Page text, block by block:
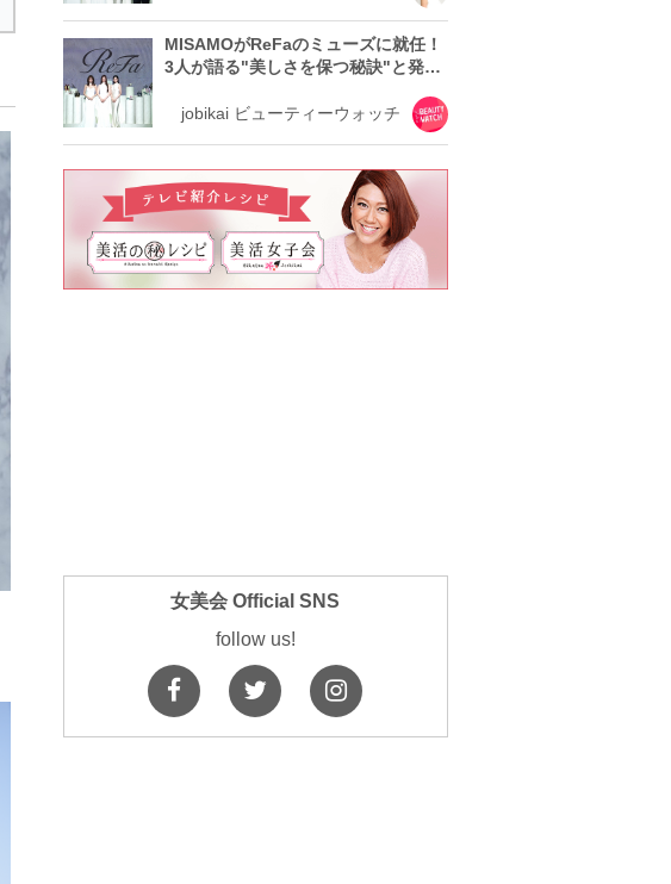
MISAMOがReFaのミューズに就任！
3人が語る"美しさを保つ秘訣"と発表
jobikai ビューティーウォッチ
女美会 Official SNS
follow us!